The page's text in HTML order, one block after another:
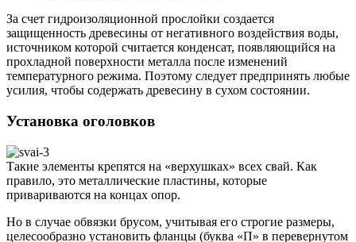
За счет гидроизоляционной прослойки создается
защищенность древесины от негативного воздействия воды,
источником которой считается конденсат, появляющийся на
прохладной поверхности металла после изменений
температурного режима. Поэтому следует предпринять любые
усилия, чтобы содержать древесину в сухом состоянии.
Установка оголовков
Такие элементы крепятся на «верхушках» всех свай. Как
правило, это металлические пластины, которые
привариваются на концах опор.
Но в случае обвязки брусом, учитывая его строгие размеры,
целесообразно установить фланцы (буква «П» в перевернутом